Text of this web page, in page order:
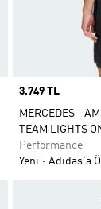
Price
3.749 TL
MERCEDES -
TEAM LIGHTS
Performance
Yeni
Adidas'a
Favori Listesine